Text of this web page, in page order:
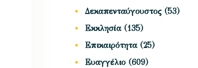
Δεκαπενταύγουστος (53)
Εκκλησία(135)
Επικαιρότητα(25)
Ευαγγέλιο (609)